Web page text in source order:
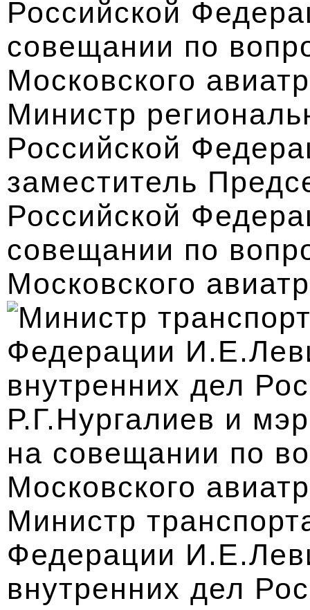
Министр
Российской
заместитель
Российской
совещании по
Московского
Министр
Федерации
внутренних дел